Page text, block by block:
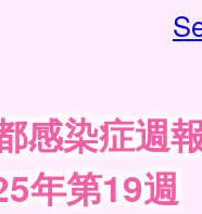
感染症週
年第19週